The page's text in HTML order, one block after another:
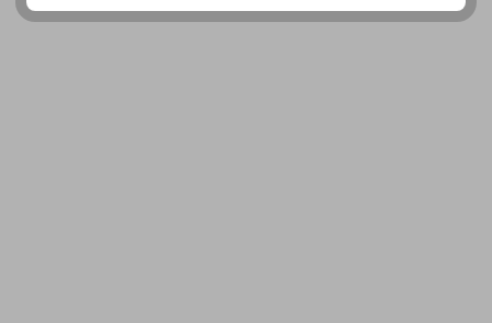
110°C, LA STIRATURA A VAPORE PUO' PROVOCARE